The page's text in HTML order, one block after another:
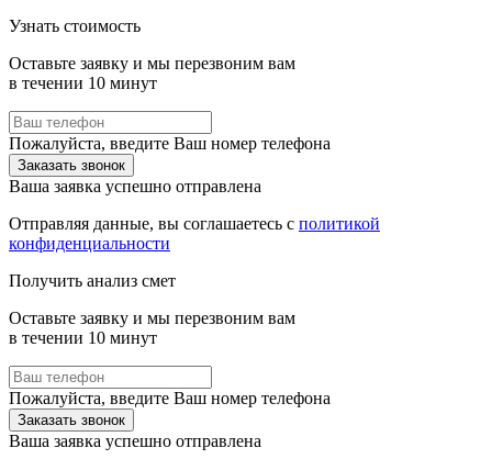
Узнать стоимость
Оставьте заявку и мы перезвоним вам
в течении 10 минут
Пожалуйста, введите Ваш номер телефона
Заказать звонок
Ваша заявка успешно отправлена
Отправляя данные, вы соглашаетесь с политикой
конфиденциальности
Получить анализ смет
Оставьте заявку и мы перезвоним вам
в течении 10 минут
Пожалуйста, введите Ваш номер телефона
Заказать звонок
Ваша заявка успешно отправлена